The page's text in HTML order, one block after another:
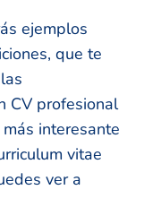
ejemplos
que te
CV profesional
interesante
vitae
ver a